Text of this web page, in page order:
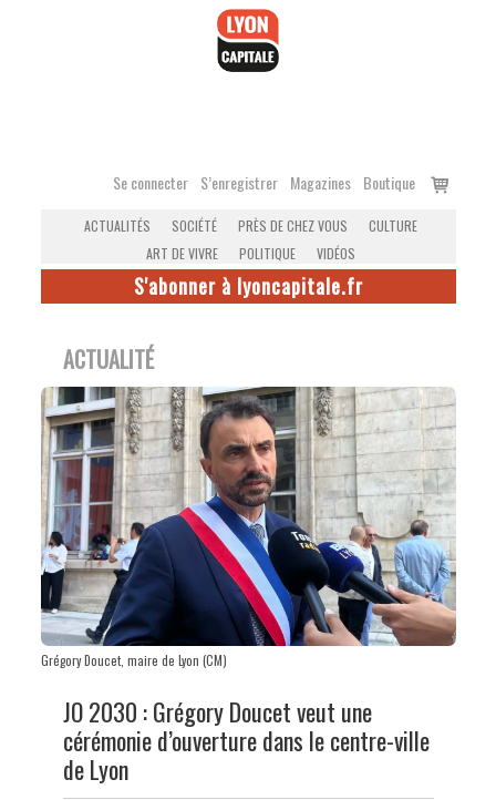
Se connecter S’enregistrer Magazines Boutique
Voir
ACTUALITÉS SOCIÉTÉ PRÈS DE CHEZ VOUS
CULTURE
ART DE VIVRE
POLITIQUE VIDÉOS
S'abonner à lyoncapitale.fr
ACTUALITÉ
Grégory Doucet, maire de Lyon (CM)
JO 2030 : Grégory Doucet veut une
cérémonie d’ouverture dans le centre-ville
de Lyon